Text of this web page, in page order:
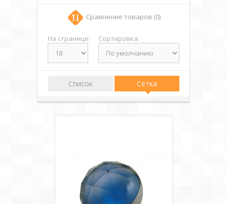
Сравнение товаров (0)
На странице: Сортировка:
Список Сетка